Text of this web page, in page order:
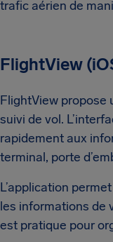
trafic aérien de
FlightView
FlightView propose
suivi de vol.
rapidement aux
terminal, porte
L’application
les informations de
est pratique pour